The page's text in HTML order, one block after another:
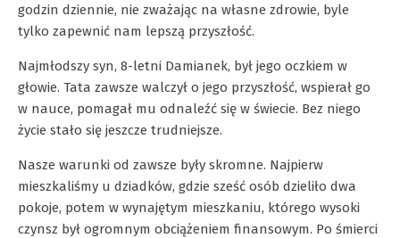
godzin dziennie, nie zważając na własne zdrowie, byle
tylko zapewnić nam lepszą przyszłość.
Najmłodszy syn, 8-letni Damianek, był jego oczkiem w
głowie. Tata zawsze walczył o jego przyszłość, wspierał go
w nauce, pomagał mu odnaleźć się w świecie. Bez niego
życie stało się jeszcze trudniejsze.
Nasze warunki od zawsze były skromne. Najpierw
mieszkaliśmy u dziadków, gdzie sześć osób dzieliło dwa
pokoje, potem w wynajętym mieszkaniu, którego wysoki
czynsz był ogromnym obciążeniem finansowym. Po śmierci